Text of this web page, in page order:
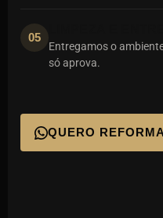
05
Entregamos o
só aprova.
QUERO